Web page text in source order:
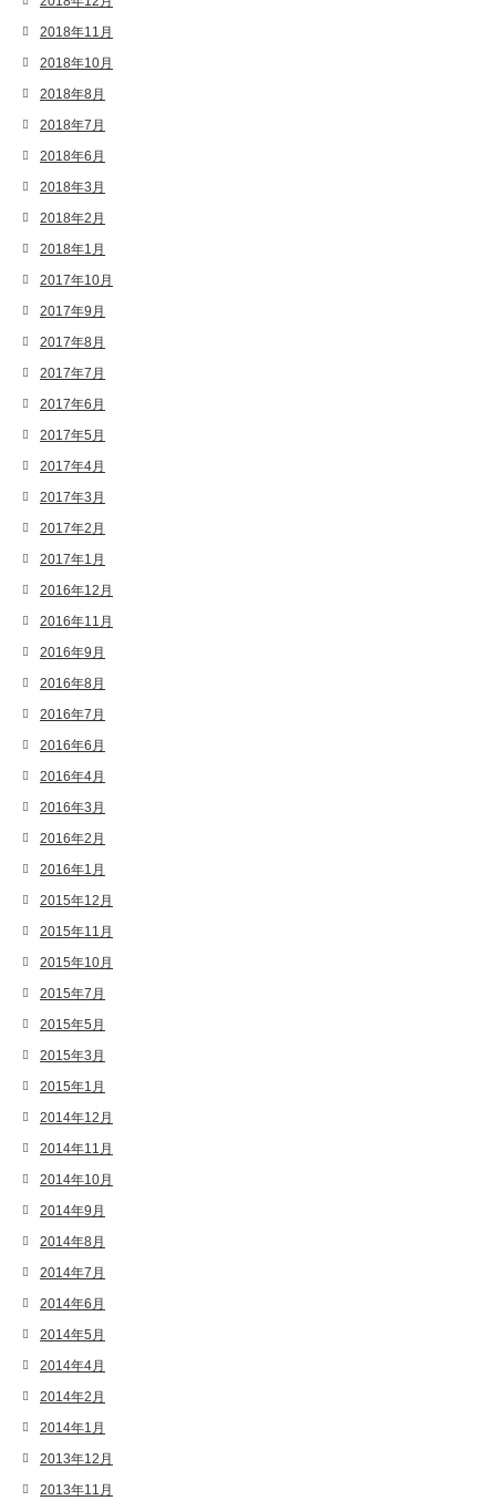
2018年11月
2018年10月
2018年8月
2018年7月
2018年6月
2018年3月
2018年2月
2018年1月
2017年10月
2017年9月
2017年8月
2017年7月
2017年6月
2017年5月
2017年4月
2017年3月
2017年2月
2017年1月
2016年12月
2016年11月
2016年9月
2016年8月
2016年7月
2016年6月
2016年4月
2016年3月
2016年2月
2016年1月
2015年12月
2015年11月
2015年10月
2015年7月
2015年5月
2015年3月
2015年1月
2014年12月
2014年11月
2014年10月
2014年9月
2014年8月
2014年7月
2014年6月
2014年5月
2014年4月
2014年2月
2014年1月
2013年12月
2013年11月